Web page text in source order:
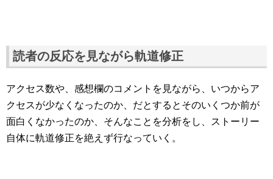
読者の反応を見ながら軌道修正
アクセス数や、感想欄のコメントを見ながら、いつからア
クセスが少なくなったのか、だとするとそのいくつか前が
面白くなかったのか、そんなことを分析をし、ストーリー
自体に軌道修正を絶えず行なっていく。